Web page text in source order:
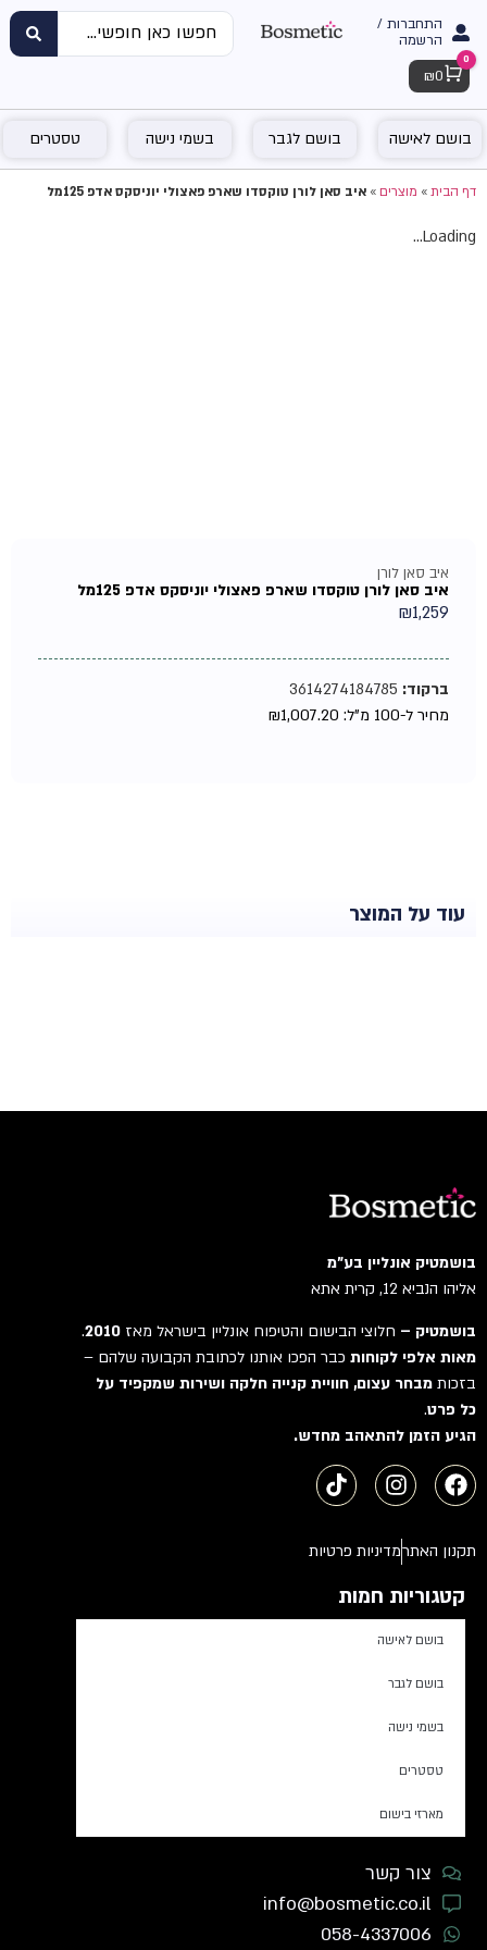
התחברות /
הרשמה
Cart
0
₪ 0
בושם לאישה בושם לגבר בשמי נישה טסטרים
דף הבית»מוצרים»איב סאן לורן טוקסדו שארפ פאצולי יוניסקס אדפ 125מל
Loading...
איב סאן לורן
איב סאן לורן טוקסדו שארפ פאצולי יוניסקס אדפ 125מל
₪1,259
ברקוד:3614274184785
מחיר ל-100 מ"ל:
₪1,007.20
עוד על המוצר
בושמטיק אונליין בע"מ
אליהו הנביא 12, קרית אתא
בושמטיק –חלוצי הבישום והטיפוח אונליין בישראל מאז2010
.
מאות אלפי לקוחותכבר הפכו אותנו לכתובת הקבועה שלהם –
בזכותמבחר עצום, חוויית קנייה חלקה ושירות שמקפיד על
כל פרט.
הגיע הזמן להתאהב מחדש.
תקנון האתרמדיניות פרטיות
קטגוריות חמות
בושם לאישה
בושם לגבר
בשמי נישה
טסטרים
מארזי בישום
צור קשר
info@bosmetic.co.il
058-4337006